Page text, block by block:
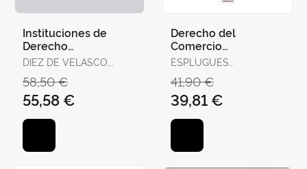
Instituciones de
Derecho
Internacional Público
DIEZ DE VELASCO,
58,50 €
55,58 €
Derecho del
Comercio
Internacional 11ª
ESPLUGUES
MORENO,GUILLERMO /
ESPINOSA
CALABUIG,ROSARIO /
FERNÁNDEZ
ALEMANY,FELIPE
41,90 €
39,81 €